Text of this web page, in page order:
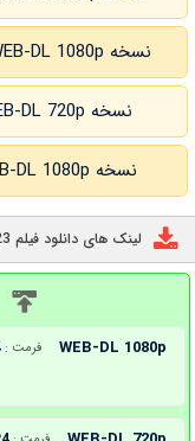
نسخه WEB-DL 1080p
نسخه WEB-DL 720p زبان اصلی
نسخه WEB-DL 1080p زبان اصلی
لینک های دانلود فیلم Il più bel secolo della mia vita 2023
WEB-DL 1080p فرمت :